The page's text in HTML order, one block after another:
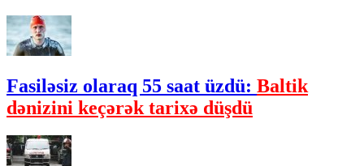
Fasiləsiz olaraq 55 saat üzdü: Baltik
dənizini keçərək tarixə düşdü